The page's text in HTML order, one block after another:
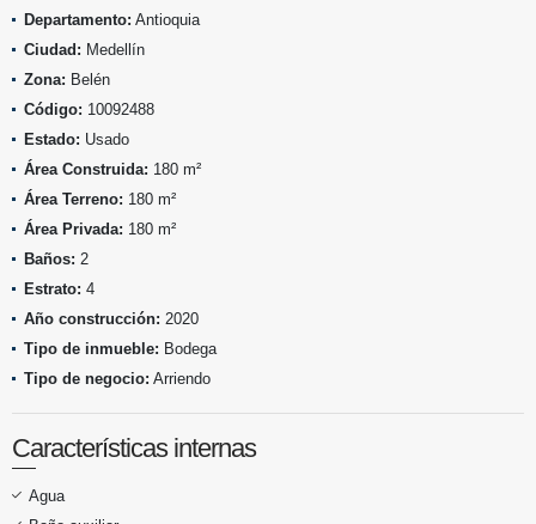
Departamento: Antioquia
Ciudad: Medellín
Zona: Belén
Código: 10092488
Estado: Usado
Área Construida: 180 m²
Área Terreno: 180 m²
Área Privada: 180 m²
Baños: 2
Estrato: 4
Año construcción: 2020
Tipo de inmueble: Bodega
Tipo de negocio: Arriendo
Características internas
Agua